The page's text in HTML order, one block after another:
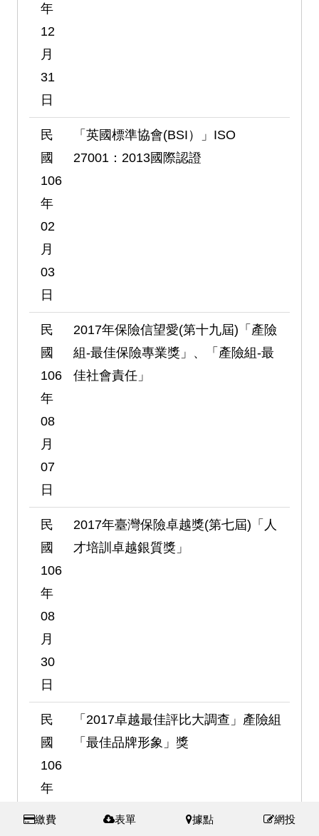
年
12
月
31
日
民
國
106
年
02
月
03
日
「英國標準協會(BSI）」ISO
27001：2013國際認證
民
國
106
年
08
月
07
日
2017年保險信望愛(第十九屆)「產險
組-最佳保險專業獎」、「產險組-最
佳社會責任」
民
國
106
年
08
月
30
日
2017年臺灣保險卓越獎(第七屆)「人
才培訓卓越銀質獎」
民
國
106
年
09
「2017卓越最佳評比大調查」產險組
「最佳品牌形象」獎
繳費 表單 據點 網投